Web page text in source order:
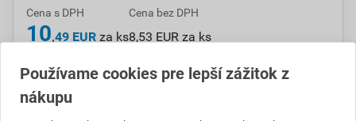
Cena s DPH
10,49 EUR za ks
Cena bez DPH
8,53 EUR za ks
ks Do košíka
Používame cookies pre lepší zážitok z
nákupu